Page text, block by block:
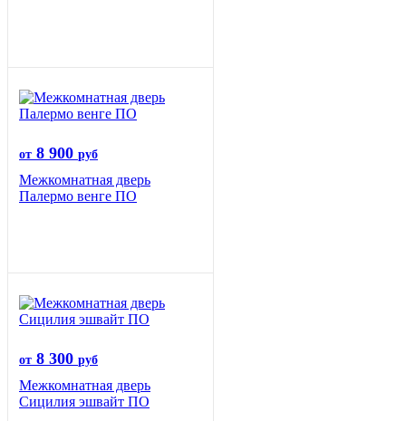
от 8 900 руб
Межкомнатная дверь
Палермо венге ПО
от 8 300 руб
Межкомнатная дверь
Сицилия эшвайт ПО